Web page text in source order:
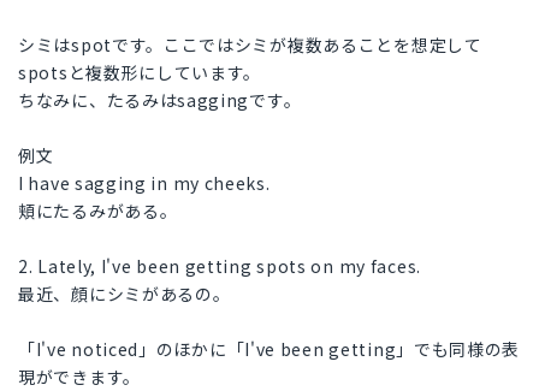
シミはspotです。ここではシミが複数あることを想定して
spotsと複数形にしています。
ちなみに、たるみはsaggingです。
例文
I have sagging in my cheeks.
頬にたるみがある。
2. Lately, I've been getting spots on my faces.
最近、顔にシミがあるの。
「I've noticed」のほかに「I've been getting」でも同様の表
現ができます。